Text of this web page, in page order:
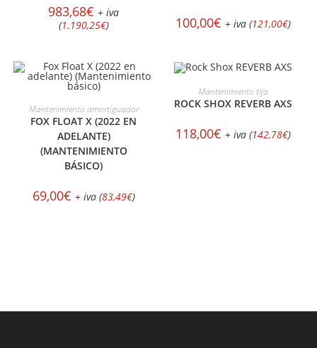
983,68€ + iva
(1.190,25€) 100,00€ + iva (121,00€)
SELECCIONAR OPCIONES
Mantenimiento amortiguador
FOX FLOAT X (2022 EN
ADELANTE)
(MANTENIMIENTO
BÁSICO)
69,00€ + iva (83,49€)
SELECCIONAR OPCIONES
Mantenimiento tija
ROCK SHOX REVERB AXS
118,00€ + iva (142,78€)